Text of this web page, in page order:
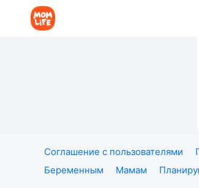
Соглашение с пользователями
Беременным
Мамам